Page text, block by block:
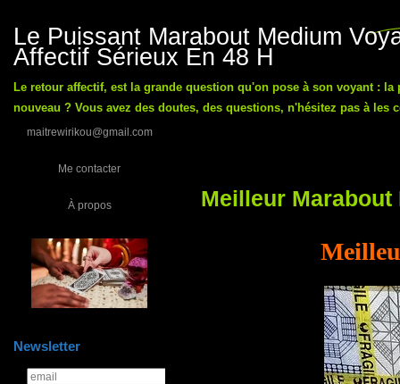
Le Puissant Marabout Medium
Affectif Sérieux En 48 H
Le retour affectif, est la grande question qu'on pose à son voyant :
nouveau ? Vous avez des doutes, des questions, n'hésitez pas à les
maitrewirikou@gmail.com
Me contacter
À propos
Newsletter
Meilleur